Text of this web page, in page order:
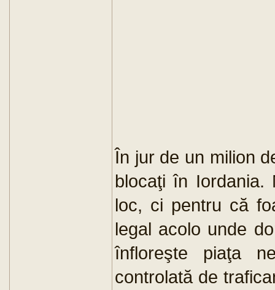
În jur de un milion
blocaţi în
loc, ci pentru că
legal acolo unde
înfloreşte piaţa
controlată de